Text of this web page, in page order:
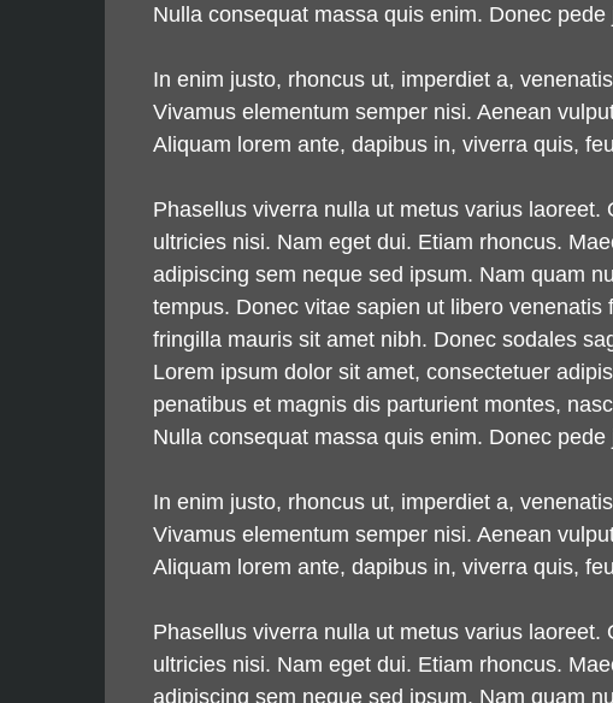
Nulla consequat massa quis enim. Donec
In enim justo, rhoncus ut, imperdiet a,
Vivamus elementum semper nisi. Aenean
Aliquam lorem ante, dapibus in, viverra quis,
Phasellus viverra nulla ut metus varius
ultricies nisi. Nam eget dui. Etiam rhoncus.
adipiscing sem neque sed ipsum. Nam quam
tempus. Donec vitae sapien ut libero
fringilla mauris sit amet nibh. Donec sodales
Lorem ipsum dolor sit amet, consectetuer
penatibus et magnis dis parturient montes,
Nulla consequat massa quis enim. Donec
In enim justo, rhoncus ut, imperdiet a,
Vivamus elementum semper nisi. Aenean
Aliquam lorem ante, dapibus in, viverra quis,
Phasellus viverra nulla ut metus varius
ultricies nisi. Nam eget dui. Etiam rhoncus.
adipiscing sem neque sed ipsum. Nam quam